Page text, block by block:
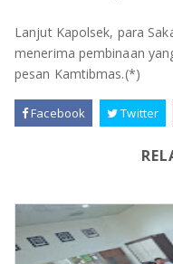
Lanjut Kapolsek, para
menerima pembinaan
pesan Kamtibmas.(*)
Facebook Twitter